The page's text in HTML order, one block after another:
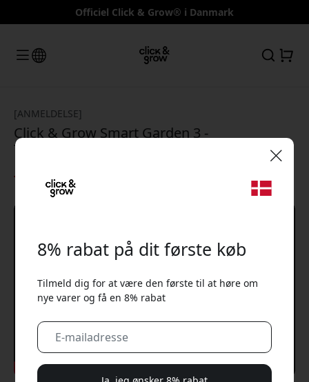
Officiel Click & Grow® i Danmark
[ANMELDELSE]
Click & Grow Smart Garden 3 -
Teknikveckan
8% rabat på dit første køb
Tilmeld dig for at være den første til at høre om
nye varer og få en 8% rabat
Brug denne kode ved kassen for at få 8% rabat.